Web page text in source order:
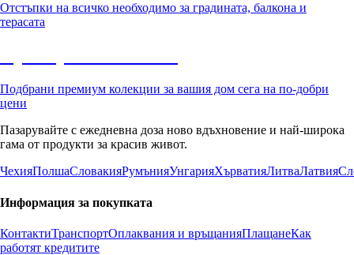
Отстъпки на всичко необходимо за градината, балкона и
терасата
Подбрани премиум колекции за вашия дом сега на по-добри
цени
Пазарувайте с ежедневна доза ново вдъхновение и най-широка
гама от продукти за красив живот.
ЧехияПолшаСловакияРумънияУнгарияХърватияЛитваЛатвия
Информация за покупката
КонтактиТранспортОплаквания и връщанияПлащанеКак
работят кредитите